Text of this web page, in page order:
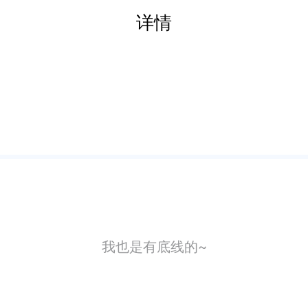
详情
我也是有底线的~